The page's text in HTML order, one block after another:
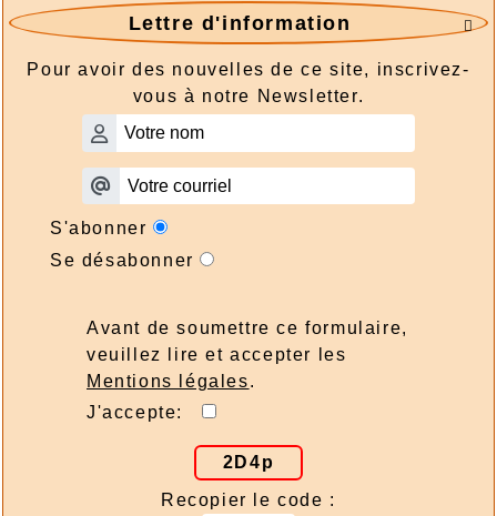

Lettre d'information
Pour avoir des nouvelles de ce site, inscrivez-
vous à notre Newsletter.
S'abonner
Se désabonner
Avant de soumettre ce formulaire,
veuillez lire et accepter les
Mentions légales.
J'accepte:
2D4p
Recopier le code :